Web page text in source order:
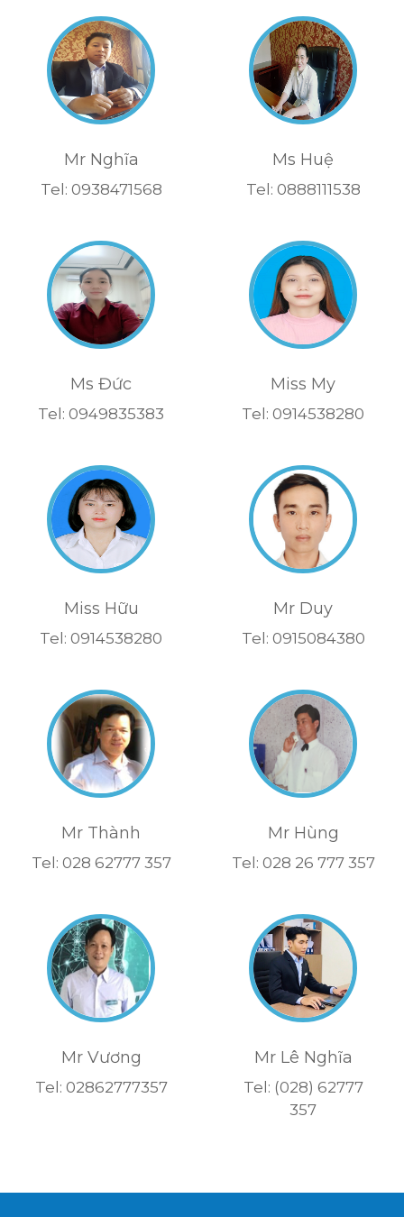
Mr Nghĩa
Tel: 0938471568
Ms Huệ
Tel: 0888111538
Ms Đức
Tel: 0949835383
Miss My
Tel: 0914538280
Miss Hữu
Tel: 0914538280
Mr Duy
Tel: 0915084380
Mr Thành
Tel: 028 62777 357
Mr Hùng
Tel: 028 26 777 357
Mr Vương
Tel: 02862777357
Mr Lê Nghĩa
Tel: (028) 62777
357